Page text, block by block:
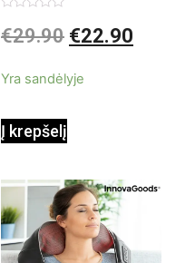
Baltai pilkas
0
iš
€29.90 €22.90
Yra sandėlyje
Į krepšelį